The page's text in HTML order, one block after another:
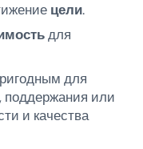
цели.
для
для
или
и качества